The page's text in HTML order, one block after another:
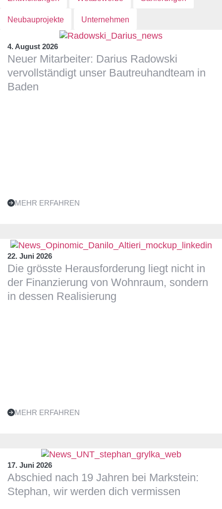
Neubauprojekte Unternehmen
4. August 2026
Neuer Mitarbeiter: Darius Radowski
vervollständigt unser Bautreuhandteam in
Baden
MEHR ERFAHREN
22. Juni 2026
Die grösste Herausforderung liegt nicht in
der Finanzierung von Wohnraum, sondern
in dessen Realisierung
MEHR ERFAHREN
17. Juni 2026
Abschied nach 19 Jahren bei Markstein:
Stephan, wir werden dich vermissen